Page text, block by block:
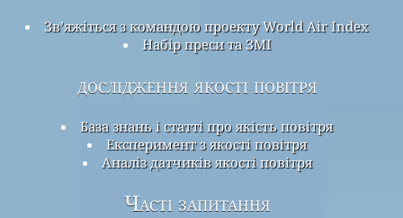
Зв’яжіться з командою проекту World Air Index
Набір преси та ЗМІ
дослідження якості повітря
База знань і статті про якість повітря
Експеримент з якості повітря
Аналіз датчиків якості повітря
Часті запитання